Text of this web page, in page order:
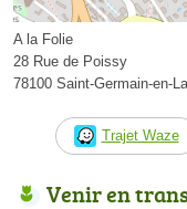
A la Folie
28 Rue de Poissy
78100 Saint-Germain-en-
Trajet Waze
Venir en